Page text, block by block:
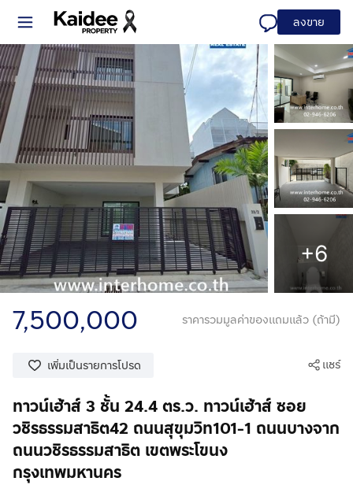
ลงขาย
+6
7,500,000 ราคารวมมูลค่าของแถมแล้ว (ถ้ามี)
เพิ่มเป็นรายการโปรด แชร์
ทาวน์เฮ้าส์ 3 ชั้น 24.4 ตร.ว. ทาวน์เฮ้าส์ ซอย
วชิรธรรมสาธิต42 ถนนสุขุมวิท101-1 ถนนบางจาก
ถนนวชิรธรรมสาธิต เขตพระโขนง
กรุงเทพมหานคร